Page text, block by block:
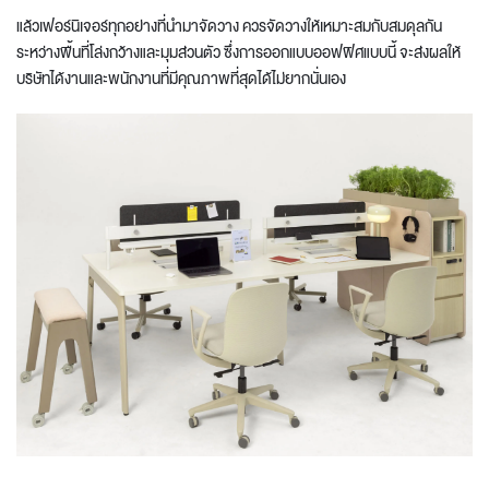
แล้วเฟอร์นิเจอร์ทุกอย่างที่นำมาจัดวาง ควรจัดวางให้เหมาะสมกับสมดุลกัน
ระหว่างพื้นที่โล่งกว้างและมุมส่วนตัว ซึ่งการออกแบบออฟฟิศแบบนี้ จะส่งผลให้
บริษัทได้งานและพนักงานที่มีคุณภาพที่สุดได้ไม่ยากนั่นเอง